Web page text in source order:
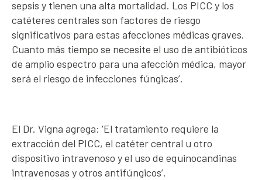
sepsis y tienen una alta mortalidad. Los PICC y los
catéteres centrales son factores de riesgo
significativos para estas afecciones médicas graves.
Cuanto más tiempo se necesite el uso de antibióticos
de amplio espectro para una afección médica, mayor
será el riesgo de infecciones fúngicas’.
El Dr. Vigna agrega: ‘El tratamiento requiere la
extracción del PICC, el catéter central u otro
dispositivo intravenoso y el uso de equinocandinas
intravenosas y otros antifúngicos’.